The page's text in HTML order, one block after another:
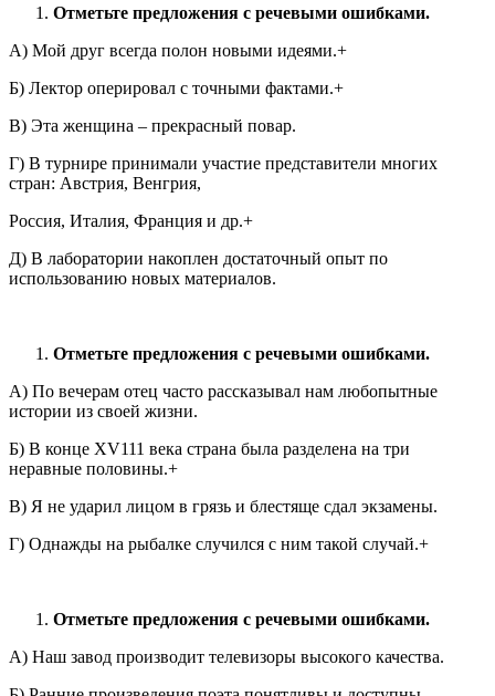
Отметьте предложения с речевыми ошибками.
А) Мой друг всегда полон новыми идеями.+
Б) Лектор оперировал с точными фактами.+
В) Эта женщина – прекрасный повар.
Г) В турнире принимали участие представители многих
стран: Австрия, Венгрия,
Россия, Италия, Франция и др.+
Д) В лаборатории накоплен достаточный опыт по
использованию новых материалов.
Отметьте предложения с речевыми ошибками.
А) По вечерам отец часто рассказывал нам любопытные
истории из своей жизни.
Б) В конце ХV111 века страна была разделена на три
неравные половины.+
В) Я не ударил лицом в грязь и блестяще сдал экзамены.
Г) Однажды на рыбалке случился с ним такой случай.+
Отметьте предложения с речевыми ошибками.
А) Наш завод производит телевизоры высокого качества.